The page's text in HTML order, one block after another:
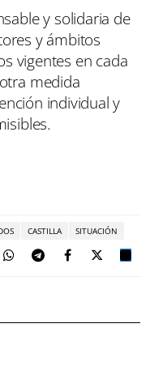
y solidaria de
y ámbitos
vigentes en cada
medida
individual y
CASTILLA SITUACIÓN